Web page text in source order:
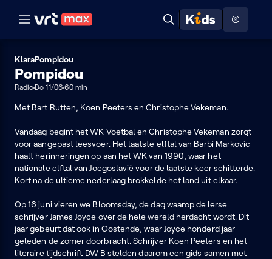
Naar hoofdinhoud Naar audiodescriptie Naar help
Zoeken
ontdekken
KlaraPompidou
Pompidou
RadioDo 11/06 60 min
Met Bart Rutten, Koen Peeters en Christophe Vekeman.
Vandaag begint het WK Voetbal en Christophe Vekeman zorgt
voor aangepast leesvoer. Het laatste elftal van Barbi Markovic
haalt herinneringen op aan het WK van 1990, waar het
nationale elftal van Joegoslavië voor de laatste keer schitterde.
Kort na de ultieme nederlaag brokkelde het land uit elkaar.
Op 16 juni vieren we Bloomsday, de dag waarop de Ierse
schrijver James Joyce over de hele wereld herdacht wordt. Dit
jaar gebeurt dat ook in Oostende, waar Joyce honderd jaar
geleden de zomer doorbracht. Schrijver Koen Peeters en het
literaire tijdschrift DW B stelden daarom een gids samen met